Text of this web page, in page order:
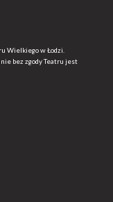
Wielkiego w Łodzi.
bez zgody Teatru jest